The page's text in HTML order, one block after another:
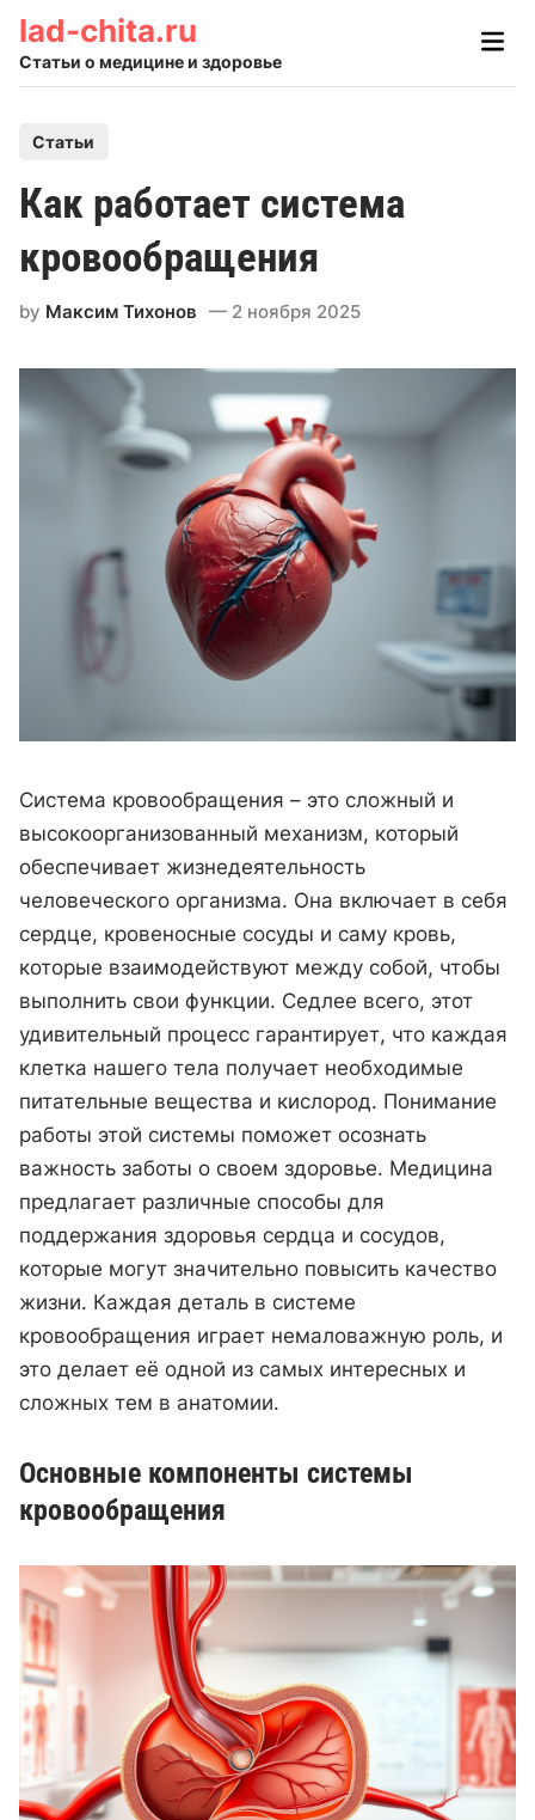
Skip
content
lad-chita.ru
Статьи о медицине и здоровье
Main
s
e
d
n
Статьи
Как работает система
кровообращения
by Максим Тихонов 2 ноября 2025
Система кровообращения – это сложный и
высокоорганизованный механизм, который
обеспечивает жизнедеятельность
человеческого организма. Она включает в себя
сердце, кровеносные сосуды и саму кровь,
которые взаимодействуют между собой, чтобы
выполнить свои функции. Седлее всего, этот
удивительный процесс гарантирует, что каждая
клетка нашего тела получает необходимые
питательные вещества и кислород. Понимание
работы этой системы поможет осознать
важность заботы о своем здоровье. Медицина
предлагает различные способы для
поддержания здоровья сердца и сосудов,
которые могут значительно повысить качество
жизни. Каждая деталь в системе
кровообращения играет немаловажную роль, и
это делает её одной из самых интересных и
сложных тем в анатомии.
Основные компоненты системы
кровообращения